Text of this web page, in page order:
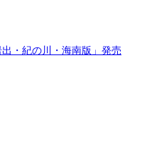
・紀の川・海南版」発売